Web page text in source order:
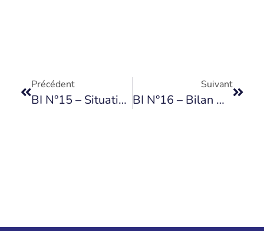
Précédent
BI N°15 – Situation Face À La Crise Sanitaire
Suivant
BI N°16 – Bilan De Fin D’année